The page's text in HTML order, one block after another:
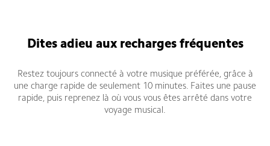
Dites adieu aux recharges fréquentes
Restez toujours connecté à votre musique préférée, grâce à
une charge rapide de seulement 10 minutes. Faites une pause
rapide, puis reprenez là où vous vous êtes arrêté dans votre
voyage musical.